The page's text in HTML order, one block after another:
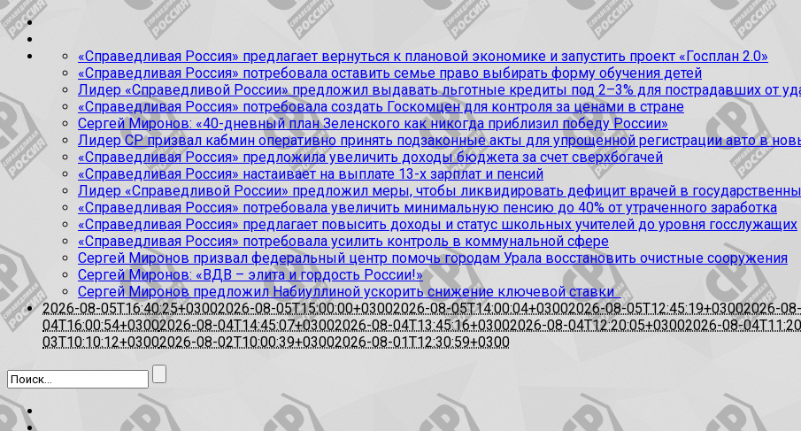
«Справедливая Россия» предлагает вернуться к плановой экономике и запустить проект «Госплан 2.0»
«Справедливая Россия» потребовала оставить семье право выбирать форму обучения детей
Лидер «Справедливой России» предложил выдавать льготные кредиты под 2–3% для пострадавших от
«Справедливая Россия» потребовала создать Госкомцен для контроля за ценами в стране
Сергей Миронов: «40-дневный план Зеленского как никогда приблизил победу России»
Лидер СР призвал кабмин оперативно принять подзаконные акты для упрощенной регистрации авто в
«Справедливая Россия» предложила увеличить доходы бюджета за счет сверхбогачей
«Справедливая Россия» настаивает на выплате 13-х зарплат и пенсий
Лидер «Справедливой России» предложил меры, чтобы ликвидировать дефицит врачей в
«Справедливая Россия» потребовала увеличить минимальную пенсию до 40% от утраченного заработка
«Справедливая Россия» предлагает повысить доходы и статус школьных учителей до уровня госслужащих
«Справедливая Россия» потребовала усилить контроль в коммунальной сфере
Сергей Миронов призвал федеральный центр помочь городам Урала восстановить очистные сооружения
Сергей Миронов: «ВДВ – элита и гордость России!»
Сергей Миронов предложил Набиуллиной ускорить снижение ключевой ставки
2026-08-05T16:40:25+03002026-08-05T15:00:00+03002026-08-05T14:00:04+03002026-08-05T12:45:19+03002026-
04T16:00:54+03002026-08-04T14:45:07+03002026-08-04T13:45:16+03002026-08-04T12:20:05+03002026-08-
03T10:10:12+03002026-08-02T10:00:39+03002026-08-01T12:30:59+0300